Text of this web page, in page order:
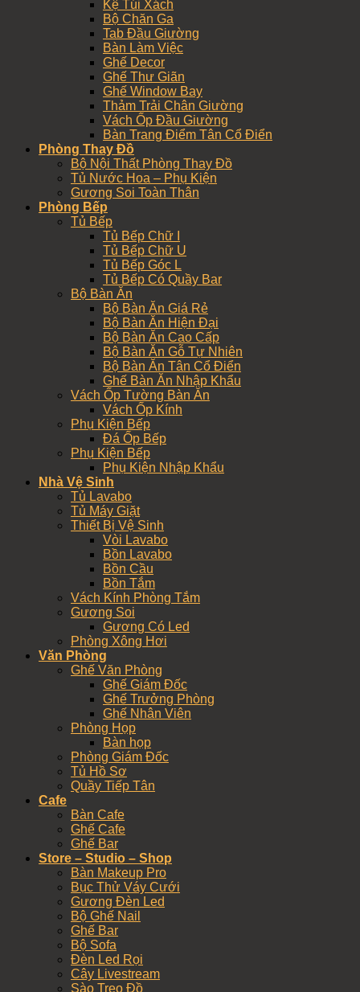
Kệ Túi Xách
Bộ Chăn Ga
Tab Đầu Giường
Bàn Làm Việc
Ghế Decor
Ghế Thư Giãn
Ghế Window Bay
Thảm Trải Chân Giường
Vách Ốp Đầu Giường
Bàn Trang Điểm Tân Cổ Điển
Phòng Thay Đồ
Bộ Nội Thất Phòng Thay Đồ
Tủ Nước Hoa – Phụ Kiện
Gương Soi Toàn Thân
Phòng Bếp
Tủ Bếp
Tủ Bếp Chữ I
Tủ Bếp Chữ U
Tủ Bếp Góc L
Tủ Bếp Có Quầy Bar
Bộ Bàn Ăn
Bộ Bàn Ăn Giá Rẻ
Bộ Bàn Ăn Hiện Đại
Bộ Bàn Ăn Cao Cấp
Bộ Bàn Ăn Gỗ Tự Nhiên
Bộ Bàn Ăn Tân Cổ Điển
Ghế Bàn Ăn Nhập Khẩu
Vách Ốp Tường Bàn Ăn
Vách Ốp Kính
Phụ Kiện Bếp
Đá Ốp Bếp
Phụ Kiện Bếp
Phụ Kiện Nhập Khẩu
Nhà Vệ Sinh
Tủ Lavabo
Tủ Máy Giặt
Thiết Bị Vệ Sinh
Vòi Lavabo
Bồn Lavabo
Bồn Cầu
Bồn Tắm
Vách Kính Phòng Tắm
Gương Soi
Gương Có Led
Phòng Xông Hơi
Văn Phòng
Ghế Văn Phòng
Ghế Giám Đốc
Ghế Trưởng Phòng
Ghế Nhân Viên
Phòng Họp
Bàn họp
Phòng Giám Đốc
Tủ Hồ Sơ
Quầy Tiếp Tân
Cafe
Bàn Cafe
Ghế Cafe
Ghế Bar
Store – Studio – Shop
Bàn Makeup Pro
Bục Thử Váy Cưới
Gương Đèn Led
Bộ Ghế Nail
Ghế Bar
Bộ Sofa
Đèn Led Rọi
Cây Livestream
Sào Treo Đồ